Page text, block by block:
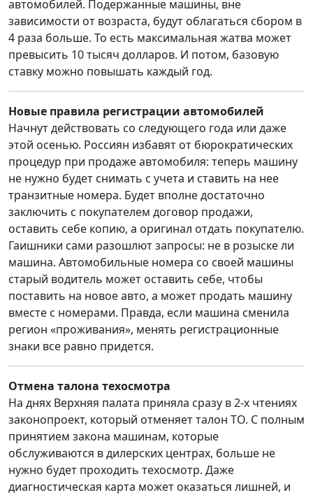
автомобилей. Подержанные машины, вне
зависимости от возраста, будут облагаться сбором в
4 раза больше. То есть максимальная жатва может
превысить 10 тысяч долларов. И потом, базовую
ставку можно повышать каждый год.
Новые правила регистрации автомобилей
Начнут действовать со следующего года или даже
этой осенью. Россиян избавят от бюрократических
процедур при продаже автомобиля: теперь машину
не нужно будет снимать с учета и ставить на нее
транзитные номера. Будет вполне достаточно
заключить с покупателем договор продажи,
оставить себе копию, а оригинал отдать покупателю.
Гаишники сами разошлют запросы: не в розыске ли
машина. Автомобильные номера со своей машины
старый водитель может оставить себе, чтобы
поставить на новое авто, а может продать машину
вместе с номерами. Правда, если машина сменила
регион «проживания», менять регистрационные
знаки все равно придется.
Отмена талона техосмотра
На днях Верхняя палата приняла сразу в 2-х чтениях
законопроект, который отменяет талон ТО. С полным
принятием закона машинам, которые
обслуживаются в дилерских центрах, больше не
нужно будет проходить техосмотр. Даже
диагностическая карта может оказаться лишней, и